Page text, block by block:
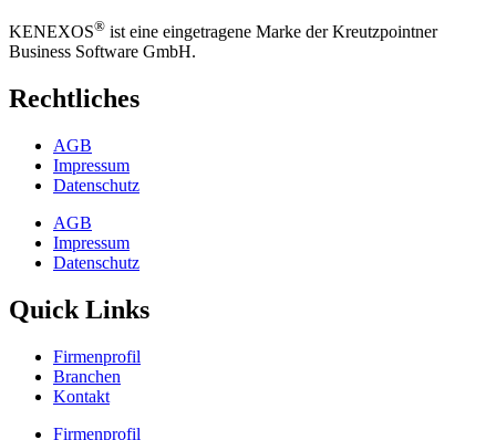
KENEXOS® ist eine eingetragene Marke der Kreutzpointner
Business Software GmbH.
Rechtliches
AGB
Impressum
Datenschutz
AGB
Impressum
Datenschutz
Quick Links
Firmenprofil
Branchen
Kontakt
Firmenprofil